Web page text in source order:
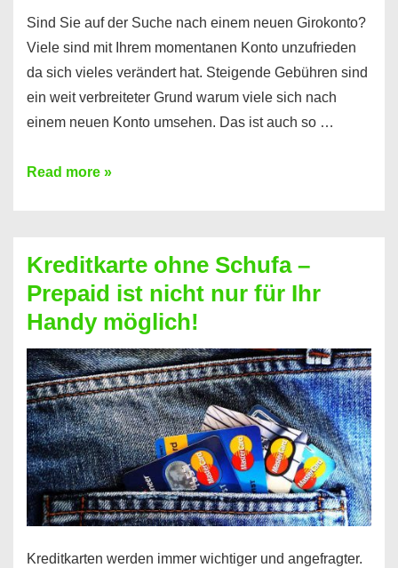
Sind Sie auf der Suche nach einem neuen Girokonto?
Viele sind mit Ihrem momentanen Konto unzufrieden
da sich vieles verändert hat. Steigende Gebühren sind
ein weit verbreiteter Grund warum viele sich nach
einem neuen Konto umsehen. Das ist auch so …
Konto
Neueröffnung
trotz
Schufaeintrag
möglich
Read more »
Kreditkarte ohne Schufa –
Prepaid ist nicht nur für Ihr
Handy möglich!
Kreditkarten werden immer wichtiger und angefragter.